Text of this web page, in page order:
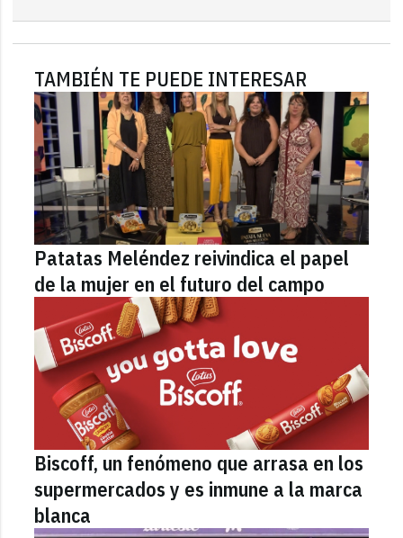
TAMBIÉN TE PUEDE INTERESAR
Patatas Meléndez reivindica el papel
de la mujer en el futuro del campo
Biscoff, un fenómeno que arrasa en los
supermercados y es inmune a la marca
blanca